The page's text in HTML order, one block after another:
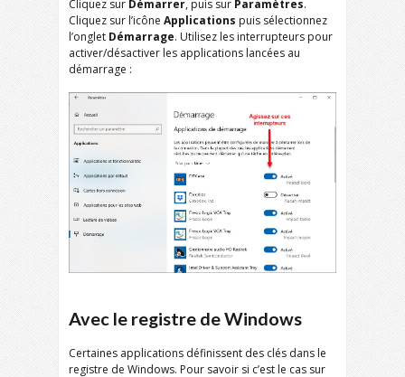
Cliquez sur Démarrer, puis sur Paramètres.
Cliquez sur l’icône Applications puis sélectionnez
l’onglet Démarrage. Utilisez les interrupteurs pour
activer/désactiver les applications lancées au
démarrage :
Avec le registre de Windows
Certaines applications définissent des clés dans le
registre de Windows. Pour savoir si c’est le cas sur